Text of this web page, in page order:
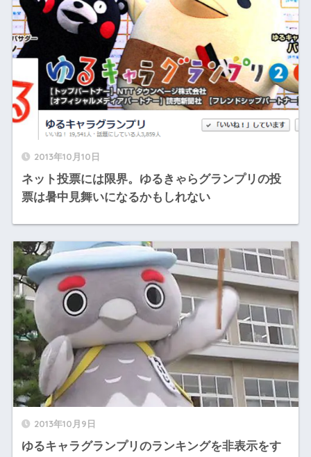
2013年10月10日
ネット投票には限界。ゆるきゃらグランプリの投
票は暑中見舞いになるかもしれない
2013年10月9日
ゆるキャラグランプリのランキングを非表示をす